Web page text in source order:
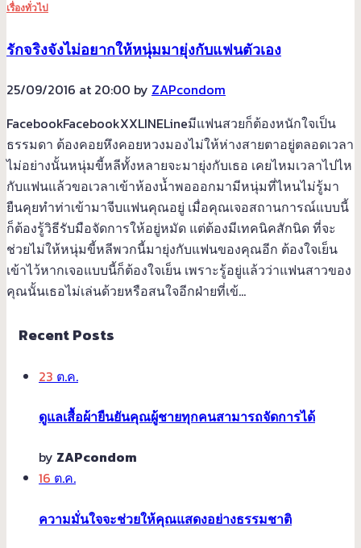
เรื่องทั่วไป
รักจริงจังไม่อยากให้หนุ่มมายุ่งกับแฟนตัวเอง
25/09/2016 at 20:00 by ZAPcondom
FacebookFacebookXXLINELineมีแฟนสวยก็ต้องหนักใจเป็น
ธรรมดา ต้องคอยหึงคอยหวงมองไม่ให้ห่างสายตาอยู่ตลอดเวลา
ไม่อย่างนั้นหนุ่มขี้หลีทั้งหลายจะมายุ่งกับเธอ เคยไหมเวลาไปไห
กับแฟนแล้วขอเวลาเข้าห้องน้ำพอออกมามีหนุ่มที่ไหนไม่รู้มา
ยืนคุยทำท่าเข้ามาจีบแฟนคุณอยู่ เมื่อคุณเจอสถานการณ์แบบนี้
ก็ต้องรู้วิธีรับมือจัดการให้อยู่หมัด แต่ต้องมีเทคนิคสักนิด ที่จะ
ช่วยไม่ให้หนุ่มขี้หลีพวกนี้มายุ่งกับแฟนของคุณอีก ต้องใจเย็น
เข้าไว้หากเจอแบบนี้ก็ต้องใจเย็น เพราะรู้อยู่แล้วว่าแฟนสาวของ
คุณนั้นเธอไม่เล่นด้วยหรือสนใจอีกฝ่ายที่เข้…
Recent Posts
23 ต.ค.
ดูแลเสื้อผ้ายืนยันคุณผู้ชายทุกคนสามารถจัดการได้
by ZAPcondom
16 ต.ค.
ความมั่นใจจะช่วยให้คุณแสดงอย่างธรรมชาติ